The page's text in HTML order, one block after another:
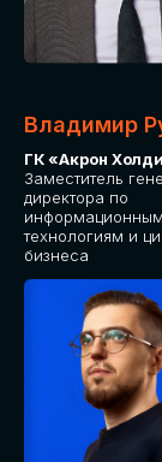
Владимир
ГК «Акрон
Заместитель
директора по
информационным
технологиям и
бизнеса